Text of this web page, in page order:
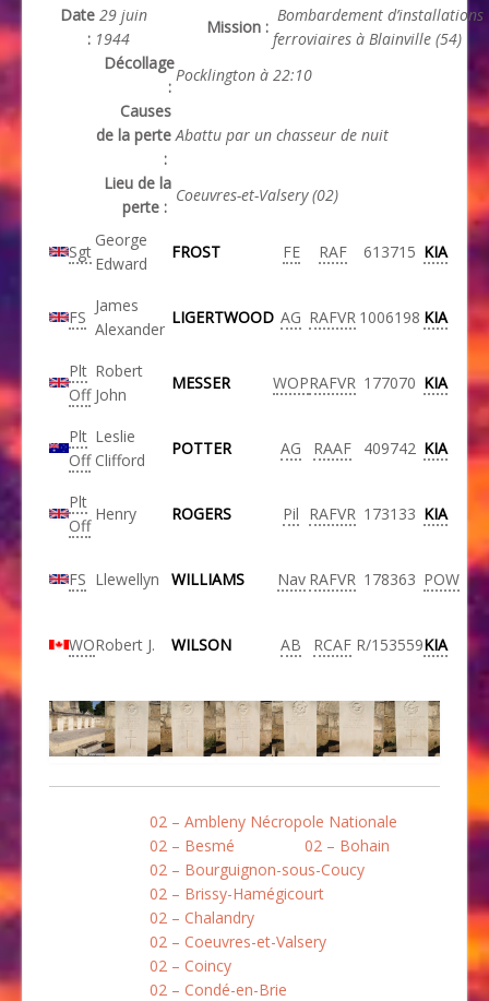
Date
:
29 juin
1944
Mission :
Bombardement d’installations
ferroviaires à Blainville (54)
Décollage
:
Pocklington à 22:10
Causes
de la perte
:
Abattu par un chasseur de nuit
Lieu de la
perte :
Coeuvres-et-Valsery (02)
Sgt
George
Edward
FROST FE RAF 613715 KIA
FS
James
Alexander
LIGERTWOOD AG RAFVR 1006198 KIA
Plt
Off
Robert
John
MESSER WOPRAFVR 177070 KIA
Plt
Off
Leslie
Clifford
POTTER AG RAAF 409742 KIA
Plt
Off
Henry ROGERS Pil RAFVR 173133 KIA
FS Llewellyn WILLIAMS Nav RAFVR 178363 POW
WORobert J. WILSON AB RCAF R/153559KIA
02 – Ambleny Nécropole Nationale
02 – Besmé
02 – Bohain
02 – Bourguignon-sous-Coucy
02 – Brissy-Hamégicourt
02 – Chalandry
02 – Coeuvres-et-Valsery
02 – Coincy
02 – Condé-en-Brie